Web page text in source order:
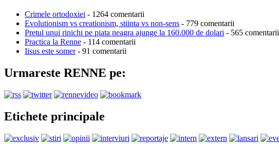
Crimele ortodoxiei - 1264 comentarii
Evolutionism vs creationism, stiinta vs non-sens - 779 comentarii
Pretul unui rinichi pe piata neagra ajunge la 160.000 de dolari - 565 comentarii
Practica la Renne - 114 comentarii
Iisus este somer- 91 comentarii
Urmareste RENNE pe:
Etichete principale